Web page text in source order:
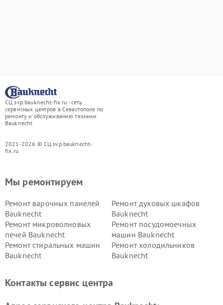
СЦ svp.bauknecht-fix.ru - сеть
сервисных центров в Севастополе по
ремонту и обслуживанию техники
Bauknecht
2021-2026 © СЦ svp.bauknecht-
fix.ru
Мы ремонтируем
Ремонт варочных панелей
Bauknecht
Ремонт духовых шкафов
Bauknecht
Ремонт микроволновых
печей Bauknecht
Ремонт посудомоечных
машин Bauknecht
Ремонт стиральных машин
Bauknecht
Ремонт холодильников
Bauknecht
Контакты сервис центра